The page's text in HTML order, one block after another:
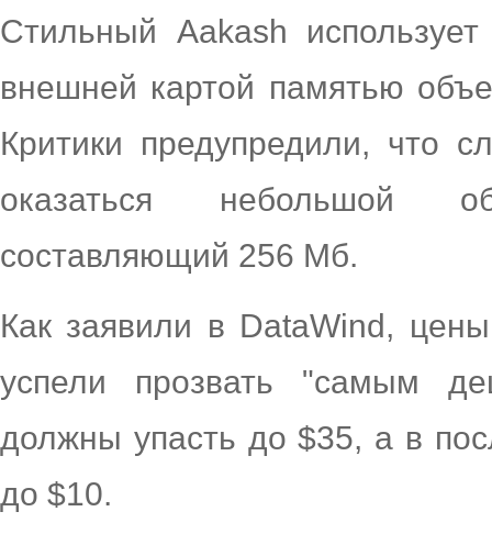
Стильный Aakash
внешней картой памятью
Критики предупредили, что
оказаться небольшой
составляющий 256 Мб.
Как заявили в DataWind,
успели прозвать "самым
должны упасть до $35, а в
до $10.